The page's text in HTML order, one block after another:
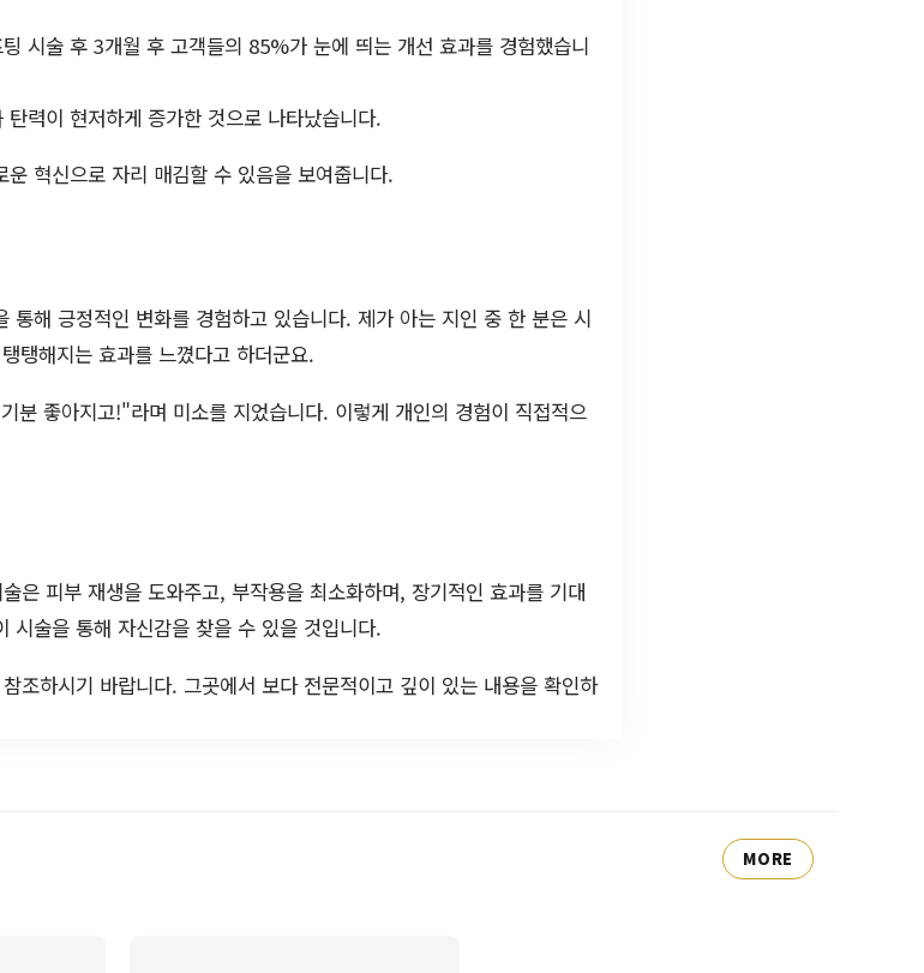
시술 후 3개월 후 고객들의 85%가 눈에 띄는 개선 효과를 경험했습니
력이 현저하게 증가한 것으로 나타났습니다.
혁신으로 자리 매김할 수 있음을 보여줍니다.
통해 긍정적인 변화를 경험하고 있습니다. 제가 아는 지인 중 한 분은 시
탱해지는 효과를 느꼈다고 하더군요.
분 좋아지고!"라며 미소를 지었습니다. 이렇게 개인의 경험이 직접적으
은 피부 재생을 도와주고, 부작용을 최소화하며, 장기적인 효과를 기대
시술을 통해 자신감을 찾을 수 있을 것입니다.
조하시기 바랍니다. 그곳에서 보다 전문적이고 깊이 있는 내용을 확인하
MORE